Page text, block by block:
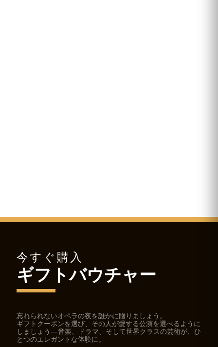
今すぐ購入
ギフトバウチャー
忘れられないオペラの夜を誰かに贈りましょう。
ギフトクーポンを選び、その人が愛する公演を選べるように
しましょう—音楽、ドラマ、そして世界クラスの芸術が、ひ
とつのエレガントな体験に。